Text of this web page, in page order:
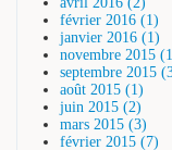
février 2016 (1)
janvier 2016 (1)
novembre 2015
septembre 2015
août 2015 (1)
juin 2015 (2)
mars 2015 (3)
février 2015 (7)